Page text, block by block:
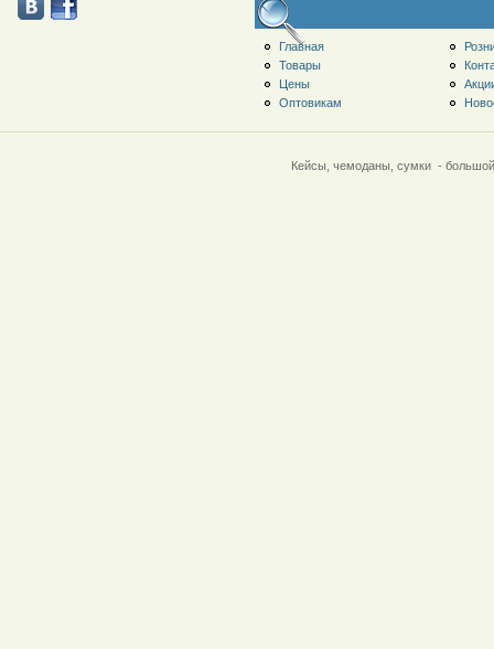
Главная
Товары
Цены
Оптовикам
Кейсы, чемоданы, сумки -